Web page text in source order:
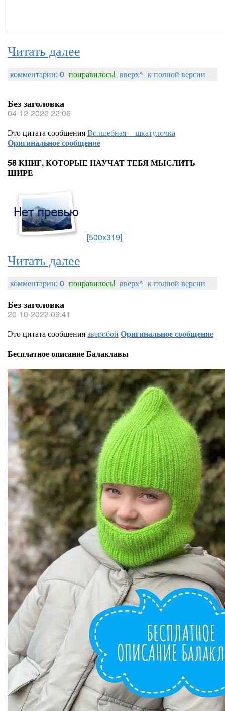
Читать далее
комментарии: 0 понравилось! вверх^ к полной версии
Без заголовка
04-12-2022 22:06
Это цитата сообщенияВолшебная__шкатулочка
Оригинальное сообщение
58 КНИГ, КОТОРЫЕ НАУЧАТ ТЕБЯ МЫСЛИТЬ
ШИРЕ
[500x319]
Читать далее
комментарии: 0 понравилось! вверх^ к полной версии
Без заголовка
20-10-2022 09:41
Это цитата сообщениязверобой Оригинальное сообщение
Бесплатное описание Балаклавы